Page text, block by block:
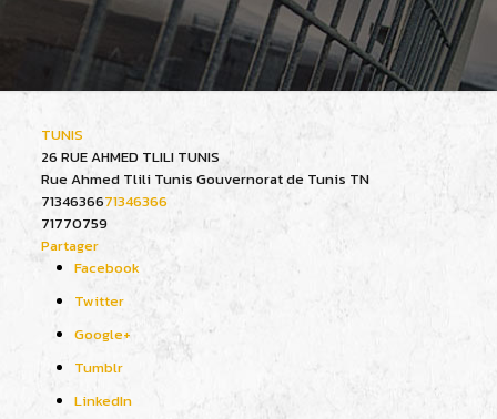
TUNIS
26 RUE AHMED TLILI TUNIS
Rue Ahmed Tlili Tunis Gouvernorat de Tunis TN
7134636671346366
71770759
Partager
Facebook
Twitter
Google+
Tumblr
LinkedIn